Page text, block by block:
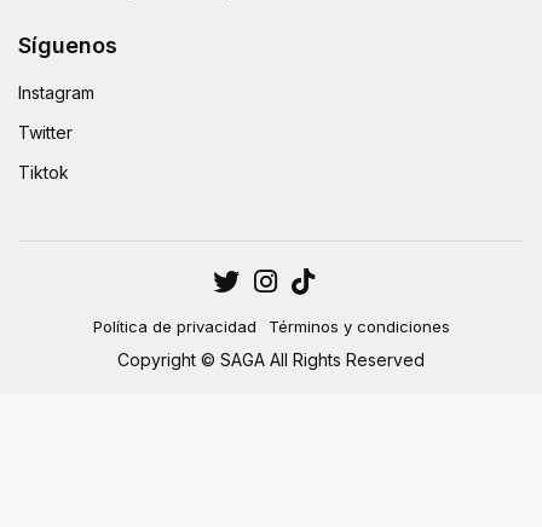
Síguenos
Instagram
Twitter
Tiktok
Política de privacidad Términos y condiciones
Copyright © SAGA All Rights Reserved